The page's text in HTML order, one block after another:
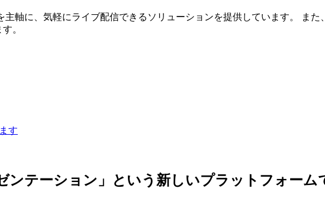
軸に、気軽にライブ配信できるソリューションを提供しています。 また
。
す
テーション」という新しいプラットフォーム